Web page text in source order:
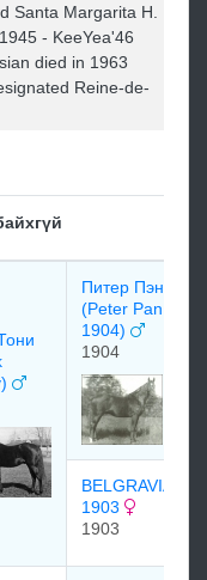
Santa Margarita H.
- KeeYea'46
died in 1963
Reine-de-
Питер Пэн
(Peter Pan
1904)
1904
BELGRAVIA
1903
1903